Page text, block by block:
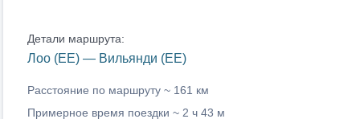
Детали маршрута:
Лоо (EE) — Вильянди (EE)
Расстояние по маршруту ~ 161 км
Примерное время поездки ~ 2 ч 43 м